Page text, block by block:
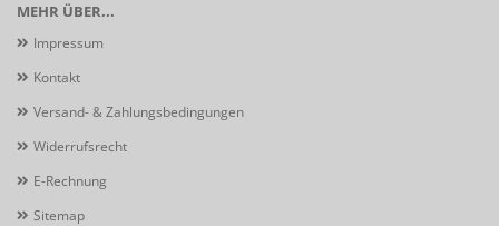
MEHR ÜBER...
Impressum
Kontakt
Versand- & Zahlungsbedingungen
Widerrufsrecht
E-Rechnung
Sitemap